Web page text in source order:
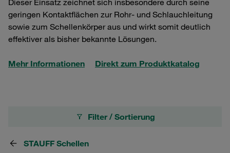
Dieser Einsatz zeichnet sich insbesondere durch seine
geringen Kontaktflächen zur Rohr- und Schlauchleitung
sowie zum Schellenkörper aus und wirkt somit deutlich
effektiver als bisher bekannte Lösungen.
Mehr Informationen Direkt zum Produktkatalog
Filter / Sortierung
STAUFF Schellen